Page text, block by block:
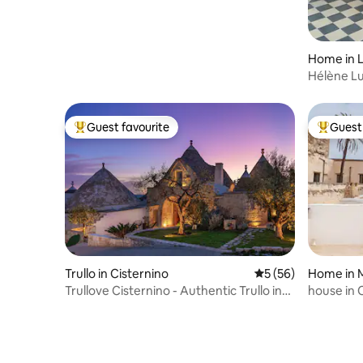
Home in
Hélène
Top guest favourite
Guest favourite
Trullo in Cisternino 5 out of 5 average
5 (56)
Trullove Cisternino - Authentic Trullo in
Top
Home in
house in